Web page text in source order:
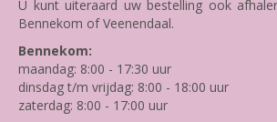
U kunt uiteraard uw bestelling ook
Bennekom of Veenendaal.
Bennekom:
maandag: 8:00 - 17:30 uur
dinsdag t/m vrijdag: 8:00 - 18:00 uur
zaterdag: 8:00 - 17:00 uur